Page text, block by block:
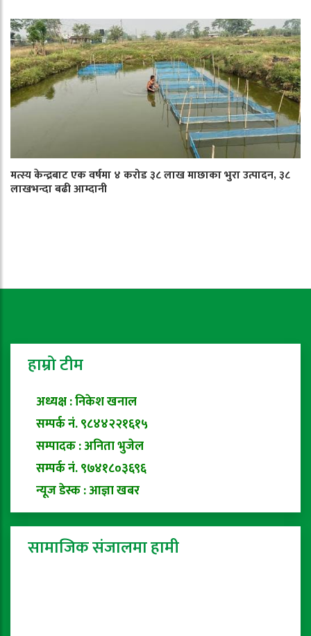
मत्स्य केन्द्रबाट एक वर्षमा ४ करोड ३८ लाख माछाका भुरा उत्पादन, ३८
लाखभन्दा बढी आम्दानी
हाम्रो टीम
अध्यक्ष : निकेश खनाल
सम्पर्क नं. ९८४४२२१६१५
सम्पादक : अनिता भुजेल
सम्पर्क नं. ९७४१८०३६९६
न्यूज डेस्क : आज्ञा खबर
सामाजिक संजालमा हामी